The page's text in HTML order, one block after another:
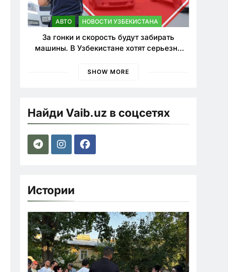
АВТО НОВОСТИ УЗБЕКИСТАНА
За гонки и скорость будут забирать
машины. В Узбекистане хотят серьезно
SHOW MORE
Найди Vaib.uz в соцсетях
Истории